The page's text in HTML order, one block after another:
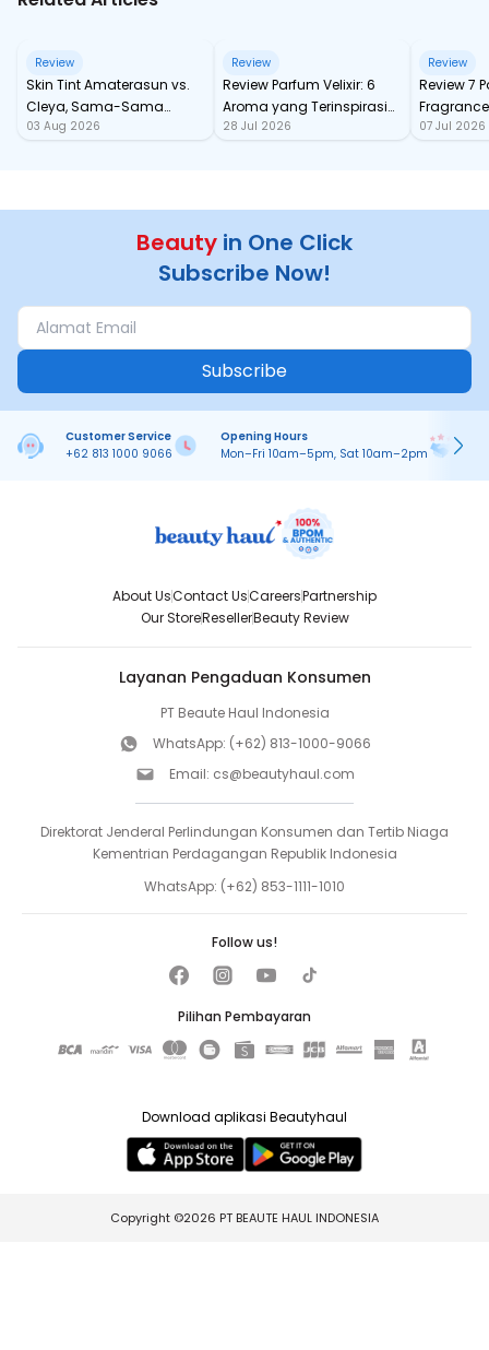
Review
Skin Tint Amaterasun vs.
Cleya, Sama-Sama
dengan SPF, Mana yang
03 Aug 2026
Review
Review Parfum Velixir: 6
Aroma yang Terinspirasi
dari Karakter Mitologi
28 Jul 2026
Review
Review 7
tahan
07 Jul 2026
Beauty in One Click
Subscribe Now!
Subscribe
Customer Service
+62 813 1000 9066
Opening Hours
Mon–Fri 10am–5pm, Sat 10am–2pm
About UsContact UsCareersPartnership
Our StoreResellerBeauty Review
Layanan Pengaduan Konsumen
PT Beaute Haul Indonesia
WhatsApp: (+62) 813-1000-9066
Email: cs@beautyhaul.com
Direktorat Jenderal Perlindungan Konsumen dan Tertib Niaga
Kementrian Perdagangan Republik Indonesia
WhatsApp: (+62) 853-1111-1010
Pilihan Pembayaran
Follow us!
Download aplikasi Beautyhaul
Copyright ©2026 PT BEAUTE HAUL INDONESIA